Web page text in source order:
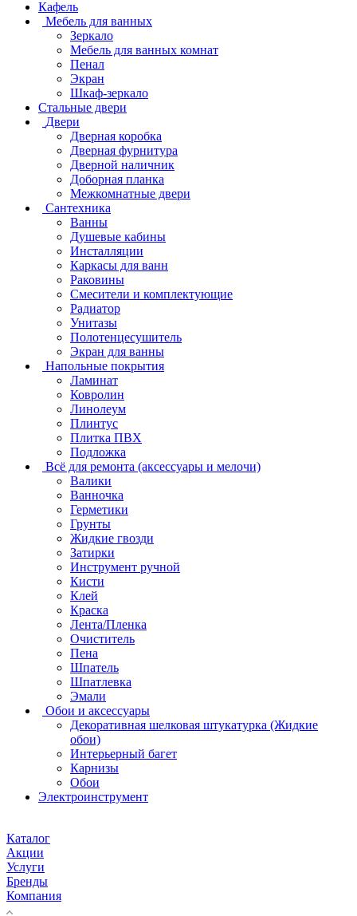
Кафель
Мебель для ванных
Зеркало
Мебель для ванных комнат
Пенал
Экран
Шкаф-зеркало
Стальные двери
Двери
Дверная коробка
Дверная фурнитура
Дверной наличник
Доборная планка
Межкомнатные двери
Сантехника
Ванны
Душевые кабины
Инсталляции
Каркасы для ванн
Раковины
Смесители и комплектующие
Радиатор
Унитазы
Полотенцесушитель
Экран для ванны
Напольные покрытия
Ламинат
Ковролин
Линолеум
Плинтус
Плитка ПВХ
Подложка
Всё для ремонта (аксессуары и мелочи)
Валики
Ванночка
Герметики
Грунты
Жидкие гвозди
Затирки
Инструмент ручной
Кисти
Клей
Краска
Лента/Пленка
Очиститель
Пена
Шпатель
Шпатлевка
Эмали
Обои и аксессуары
Декоративная шелковая штукатурка (Жидкие
обои)
Интерьерный багет
Карнизы
Обои
Электроинструмент
Каталог
Акции
Услуги
Бренды
Компания